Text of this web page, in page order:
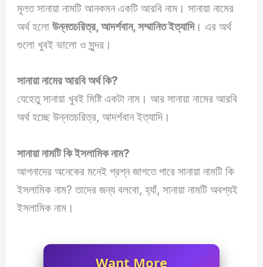
মূলত সানায়া নামটি আনকমন একটি আরবি নাম। সানায়া নামের
অর্থ হলোউন্নতচরিত্র, আদর্শবান, সম্মানিত ইত্যাদি। এর অর্থ
গুলো খুবই ভালো ও সুন্দর।
সানায়ানামের আরবি অর্থ কি?
যেহেতু সানায়া খুবই মিষ্টি একটা নাম। আর সানায়া নামের আরবি
অর্থ হচ্ছে উন্নতচরিত্র, আদর্শবান ইত্যাদি।
সানায়ানামটি কি ইসলামিক নাম?
আপনাদের অনেকের মনেই প্রশ্ন জাগতে পারে সানায়া নামটি কি
ইসলামিক নাম? তাদের জন্য বলবো, হ্যাঁ, সানায়া নামটি অবশ্যই
ইসলামিক নাম।
Want More